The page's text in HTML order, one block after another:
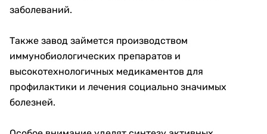
заболеваний.
Также завод займется производством
иммунобиологических препаратов и
высокотехнологичных медикаментов для
профилактики и лечения социально значимых
болезней.